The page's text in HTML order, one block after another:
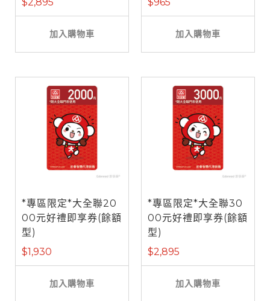
加入購物車 加入購物車
*專區限定*大全聯20
00元好禮即享券(餘額
型)
$1,930
加入購物車
*專區限定*大全聯30
00元好禮即享券(餘額
型)
$2,895
加入購物車